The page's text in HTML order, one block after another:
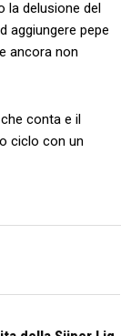
la delusione del
aggiungere pepe
ancora non
conta e il
ciclo con un